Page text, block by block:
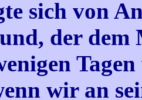
sich von
der dem
wir an